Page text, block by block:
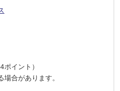
イント）
合があります。